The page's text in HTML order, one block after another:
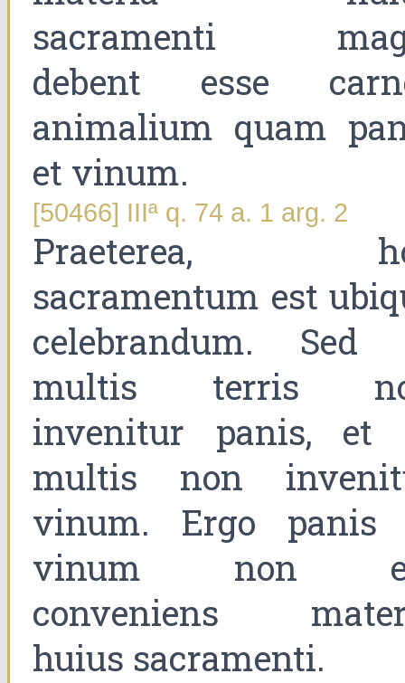
sacramenti
debent esse
animalium quam
et vinum.
[50466] IIIª q. 74 a. 1 arg. 2
Praeterea,
sacramentum est
celebrandum. Sed
multis terris
invenitur panis, et
multis non
vinum. Ergo panis
vinum non
conveniens
huius sacramenti.